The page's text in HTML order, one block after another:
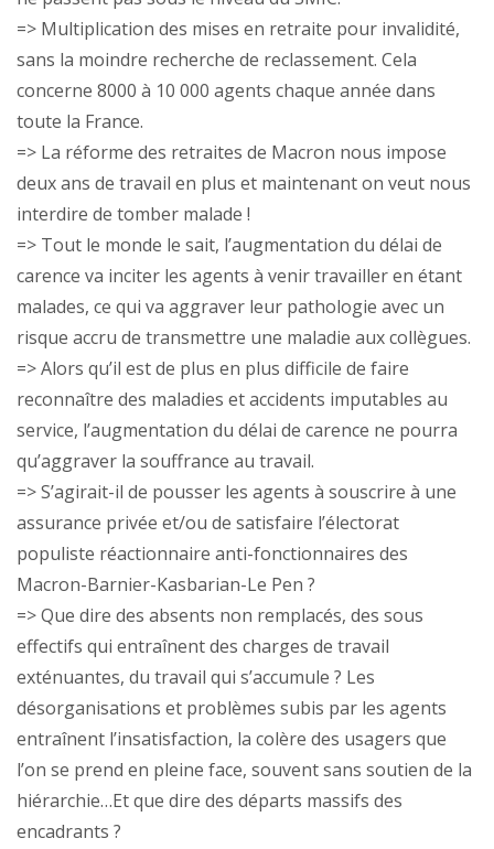
=> Multiplication des mises en retraite pour invalidité,
sans la moindre recherche de reclassement. Cela
concerne 8000 à 10 000 agents chaque année dans
toute la France.
=> La réforme des retraites de Macron nous impose
deux ans de travail en plus et maintenant on veut nous
interdire de tomber malade !
=> Tout le monde le sait, l’augmentation du délai de
carence va inciter les agents à venir travailler en étant
malades, ce qui va aggraver leur pathologie avec un
risque accru de transmettre une maladie aux collègues.
=> Alors qu’il est de plus en plus difficile de faire
reconnaître des maladies et accidents imputables au
service, l’augmentation du délai de carence ne pourra
qu’aggraver la souffrance au travail.
=> S’agirait-il de pousser les agents à souscrire à une
assurance privée et/ou de satisfaire l’électorat
populiste réactionnaire anti-fonctionnaires des
Macron-Barnier-Kasbarian-Le Pen ?
=> Que dire des absents non remplacés, des sous
effectifs qui entraînent des charges de travail
exténuantes, du travail qui s’accumule ? Les
désorganisations et problèmes subis par les agents
entraînent l’insatisfaction, la colère des usagers que
l’on se prend en pleine face, souvent sans soutien de la
hiérarchie…Et que dire des départs massifs des
encadrants ?